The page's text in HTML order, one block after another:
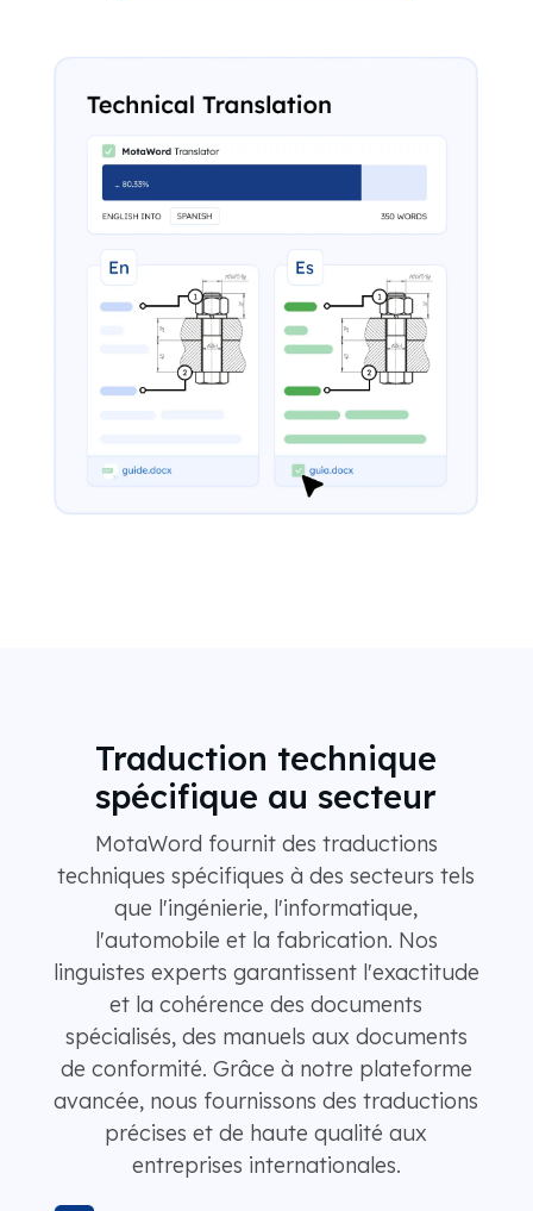
Traduction technique
spécifique au secteur
MotaWord fournit des traductions
techniques spécifiques à des secteurs tels
que l'ingénierie, l'informatique,
l'automobile et la fabrication. Nos
linguistes experts garantissent l'exactitude
et la cohérence des documents
spécialisés, des manuels aux documents
de conformité. Grâce à notre plateforme
avancée, nous fournissons des traductions
précises et de haute qualité aux
entreprises internationales.